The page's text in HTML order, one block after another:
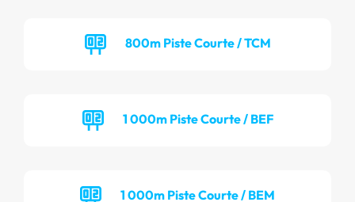
800m Piste Courte / TCM
1 000m Piste Courte / BEF
1 000m Piste Courte / BEM